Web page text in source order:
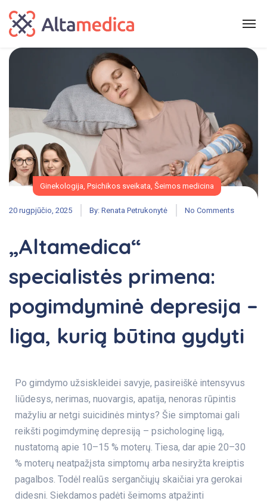
Ginekologija Psichikos sveikata Šeimos medicina
20 rugpjūčio, 2025 By: Renata Petrukonytė No Comments
„Altamedica“
specialistės primena:
pogimdyminė depresija –
liga, kurią būtina gydyti
Po gimdymo užsiskleidei savyje, pasireiškė intensyvus
liūdesys, nerimas, nuovargis, apatija, nenoras rūpintis
mažyliu ar netgi suicidinės mintys? Šie simptomai gali
reikšti pogimdyminę depresiją – psichologinę ligą,
nustatomą apie 10–15 % moterų. Tiesa, dar apie 20–30
% moterų neatpažįsta simptomų arba nesiryžta kreiptis
pagalbos. Todėl realūs sergančiųjų skaičiai yra gerokai
didesni. Siekdamos padėti šeimoms atpažinti